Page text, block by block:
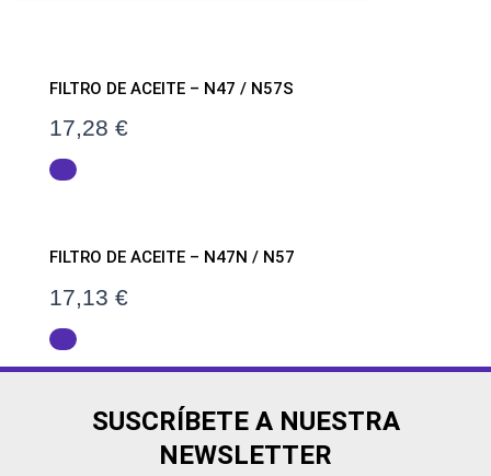
FILTRO DE ACEITE – N47 / N57S
17,28 €
FILTRO DE ACEITE – N47N / N57
17,13 €
SUSCRÍBETE A NUESTRA
NEWSLETTER